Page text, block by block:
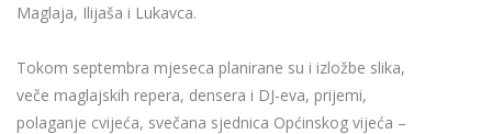
Maglaja, Ilijaša i Lukavca.
Tokom septembra mjeseca planirane su i izložbe slika,
veče maglajskih repera, densera i DJ-eva, prijemi,
polaganje cvijeća, svečana sjednica Općinskog vijeća –